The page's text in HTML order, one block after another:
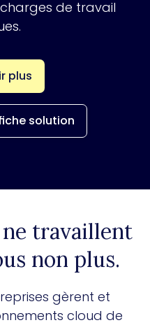
de travail
plus
solution
travaillent
non plus.
gèrent et
cloud de